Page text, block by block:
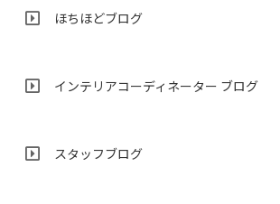
ほちほどブログ
インテリアコーディネーター ブログ
スタッフブログ